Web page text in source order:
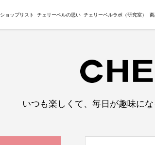
ショップリスト チェリーベルの思い チェリーベルラボ（研究室）
いつも楽しくて、毎日が趣味に